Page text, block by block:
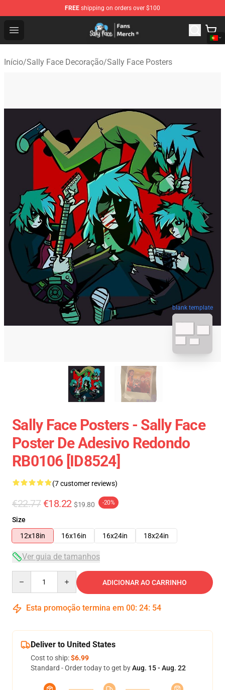
FREE shipping on orders over $100
Open menu
Sally Face Store - Official Sally Face Merchandise Shop
Início/Sally Face Decoração/Sally Face Posters
blank template
Sally Face Posters - Sally Face
Poster De Adesivo Redondo
RB0106 [ID8524]
(7 customer reviews)
€22.77 €18.22 $19.80 -20%
Size
12x18in
16x16in 16x24in 18x24in
Ver guia de tamanhos
ADICIONAR AO CARRINHO
Esta promoção termina em 00: 24: 54
Deliver to United States
Cost to ship:$6.99
Standard - Order today to get byAug. 15 - Aug. 22